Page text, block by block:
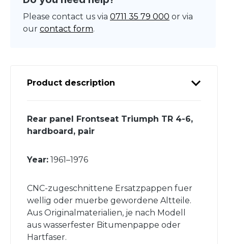
Please contact us via 0711 35 79 000 or via
our contact form.
Product description
Rear panel Frontseat Triumph TR 4-6,
hardboard, pair
Year: 1961–1976
CNC-zugeschnittene Ersatzpappen fuer
wellig oder muerbe gewordene Altteile.
Aus Originalmaterialien, je nach Modell
aus wasserfester Bitumenpappe oder
Hartfaser.